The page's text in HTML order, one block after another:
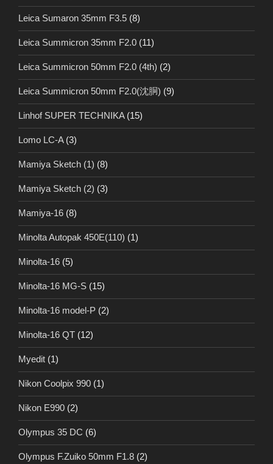
Leica Sumaron 35mm F3.5 (8)
Leica Summicron 35mm F2.0 (11)
Leica Summicron 50mm F2.0 (4th) (2)
Leica Summicron 50mm F2.0(沈胴) (9)
Linhof SUPER TECHNIKA(15)
Lomo LC-A(3)
Mamiya Sketch (1) (8)
Mamiya Sketch (2) (3)
Mamiya-16 (8)
Minolta Autopak 450E(110) (1)
Minolta-16 (5)
Minolta-16 MG-S (15)
Minolta-16 model-P (2)
Minolta-16 QT (12)
Myedit (1)
Nikon Coolpix 990 (1)
Nikon E990 (2)
Olympus 35 DC (6)
Olympus F.Zuiko 50mm F1.8 (2)